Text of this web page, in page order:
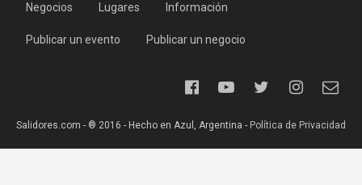
Negocios Lugares Información
Publicar un evento Publicar un negocio
Salidores.com - ® 2016 - Hecho en Azul, Argentina - Política de Privacidad